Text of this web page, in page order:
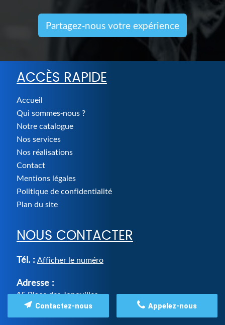
Partagez-nous votre expérience
ACCÈS RAPIDE
Accueil
Qui sommes-nous ?
Notre catalogue
Nos services
Nos réalisations
Contact
Mentions légales
Politique de confidentialité
Plan du site
NOUS CONTACTER
Tél. : Afficher le numéro
Adresse :
15 Place des Jonquilles,
14123 IFS Appelez-nous
Contactez-nous